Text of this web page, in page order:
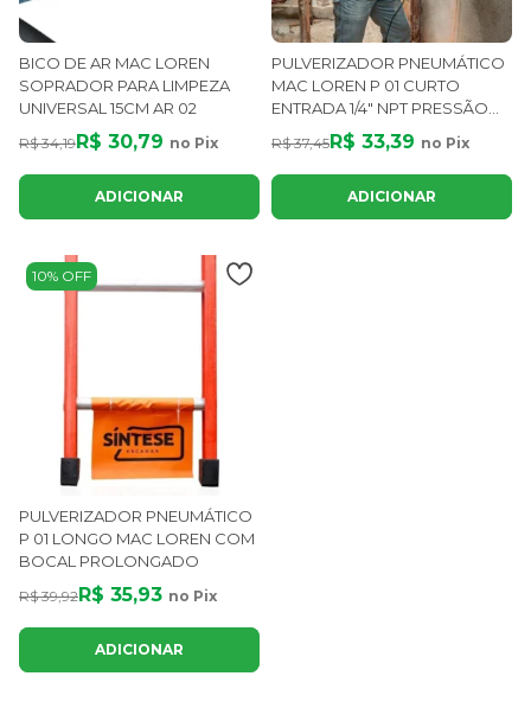
BICO DE AR MAC LOREN
SOPRADOR PARA LIMPEZA
UNIVERSAL 15CM AR 02
R$ 34,19R$ 30,79 no Pix
ADICIONAR
PULVERIZADOR PNEUMÁTICO
MAC LOREN P 01 CURTO
ENTRADA 1/4" NPT PRESSÃO
R$ 37,45R$ 33,39 no Pix
ADICIONAR
10% OFF
PULVERIZADOR PNEUMÁTICO
P 01 LONGO MAC LOREN COM
BOCAL PROLONGADO
R$ 39,92R$ 35,93 no Pix
ADICIONAR